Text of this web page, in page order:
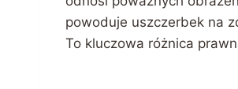
powoduje uszczerbek na
To kluczowa różnica